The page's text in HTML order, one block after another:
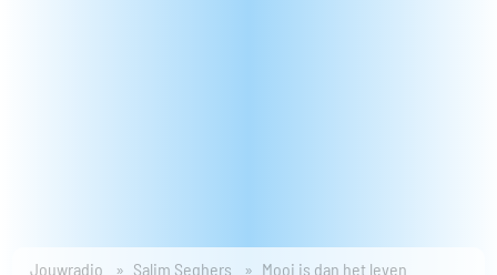
Jouwradio Salim Seghers Mooi is dan het leven